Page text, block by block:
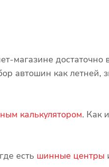
магазине
автошин как летней,
калькулятором. Как
есть шинные центры